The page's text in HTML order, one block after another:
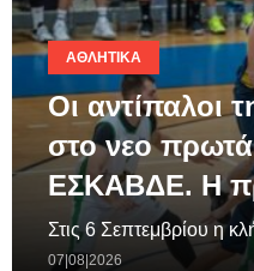
ΑΘΛΗΤΙΚΆ
Οι αντίπαλοι
στο νεο
ΕΣΚΑΒΔΕ. Η
Στις 6 Σεπτεμβρίου η
07|08|2026